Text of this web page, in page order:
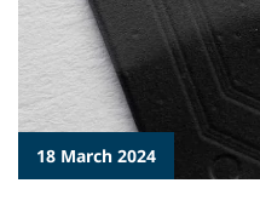
18 March 2024